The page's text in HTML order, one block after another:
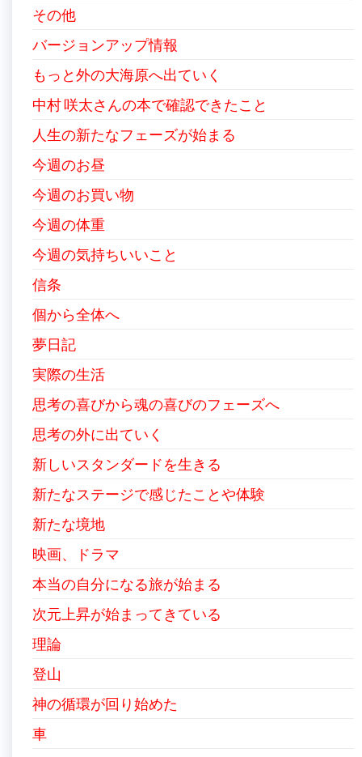
その他
バージョンアップ情報
もっと外の大海原へ出ていく
中村 咲太さんの本で確認できたこと
人生の新たなフェーズが始まる
今週のお昼
今週のお買い物
今週の体重
今週の気持ちいいこと
信条
個から全体へ
夢日記
実際の生活
思考の喜びから魂の喜びのフェーズへ
思考の外に出ていく
新しいスタンダードを生きる
新たなステージで感じたことや体験
新たな境地
映画、ドラマ
本当の自分になる旅が始まる
次元上昇が始まってきている
理論
登山
神の循環が回り始めた
車